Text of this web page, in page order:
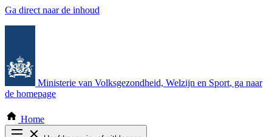
Ga direct naar de inhoud
Ministerie van Volksgezondheid, Welzijn en Sport, ga naar
de homepage
Home